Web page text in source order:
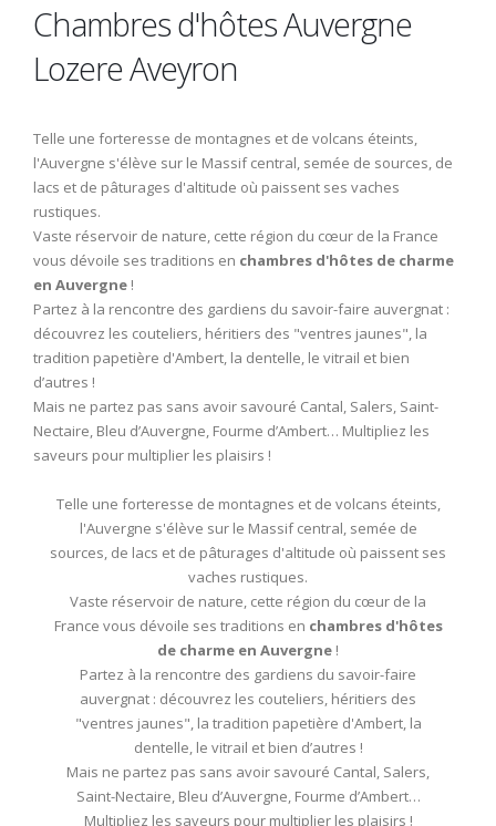
Chambres d'hôtes Auvergne
Lozere Aveyron
Telle une forteresse de montagnes et de volcans éteints,
l'Auvergne s'élève sur le Massif central, semée de sources, de
lacs et de pâturages d'altitude où paissent ses vaches
rustiques.
Vaste réservoir de nature, cette région du cœur de la France
vous dévoile ses traditions en chambres d'hôtes de charme
en Auvergne !
Partez à la rencontre des gardiens du savoir-faire auvergnat :
découvrez les couteliers, héritiers des "ventres jaunes", la
tradition papetière d'Ambert, la dentelle, le vitrail et bien
d’autres !
Mais ne partez pas sans avoir savouré Cantal, Salers, Saint-
Nectaire, Bleu d’Auvergne, Fourme d’Ambert… Multipliez les
saveurs pour multiplier les plaisirs !
Telle une forteresse de montagnes et de volcans éteints,
l'Auvergne s'élève sur le Massif central, semée de
sources, de lacs et de pâturages d'altitude où paissent ses
vaches rustiques.
Vaste réservoir de nature, cette région du cœur de la
France vous dévoile ses traditions en chambres d'hôtes
de charme en Auvergne !
Partez à la rencontre des gardiens du savoir-faire
auvergnat : découvrez les couteliers, héritiers des
"ventres jaunes", la tradition papetière d'Ambert, la
dentelle, le vitrail et bien d’autres !
Mais ne partez pas sans avoir savouré Cantal, Salers,
Saint-Nectaire, Bleu d’Auvergne, Fourme d’Ambert…
Multipliez les saveurs pour multiplier les plaisirs !